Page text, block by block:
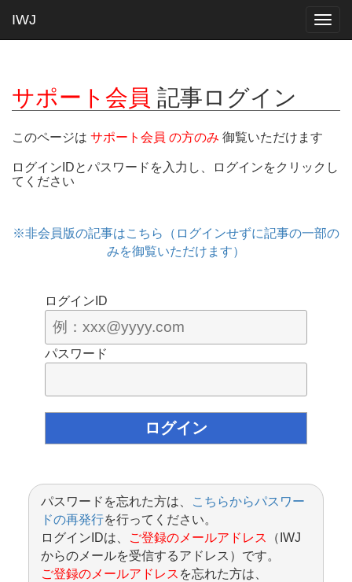
IWJ
サポート会員 記事ログイン
このページは サポート会員 の方のみ 御覧いただけます
ログインIDとパスワードを入力し、ログインをクリックし
てください
※非会員版の記事はこちら（ログインせずに記事の一部の
みを御覧いただけます）
ログインID
パスワード
パスワードを忘れた方は、
こちらからパスワー
ドの再発行を行ってください。
ログインIDは、
ご登録のメールアドレス
（IWJ
からのメールを受信するアドレス）です。
ご登録のメールアドレス を忘れた方は、